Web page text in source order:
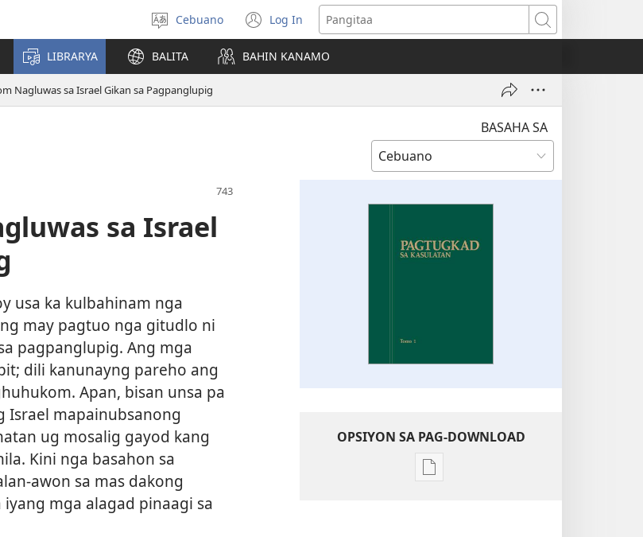
Pagpilig
pinulongan
Cebuano Log In
(mo-
open
ug
bag-
window)
Pangitaa
LIBRARYA BALITA BAHIN KANAMO
Nagluwas sa Israel Gikan sa Pagpanglupig
BASAHA SA
sa Israel
usa ka kulbahinam nga
may pagtuo nga gitudlo ni
pagpanglupig. Ang mga
dili kanunayng pareho ang
Apan, bisan unsa pa
Israel mapainubsanong
ug mosalig gayod kang
Kini nga basahon sa
awon sa mas dakong
mga alagad pinaagi sa
OPSIYON SA PAG-DOWNLOAD
Opsiyon